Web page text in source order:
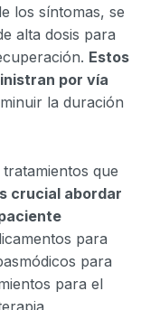
los síntomas, se
alta dosis para
Estos
por vía
la duración
que
crucial abordar
para
para
para el